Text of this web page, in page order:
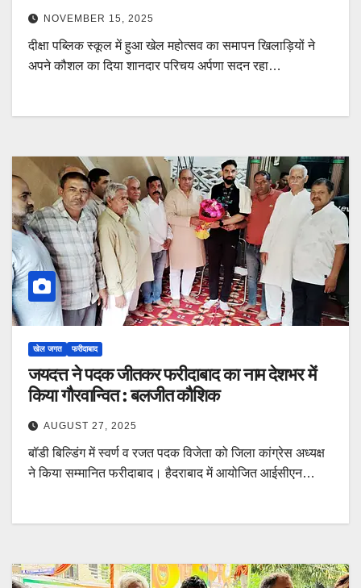
NOVEMBER 15, 2025
दीक्षा पब्लिक स्कूल में हुआ खेल महोत्सव का समापन खिलाड़ियों ने
अपने कौशल का दिया शानदार परिचय अर्पणा सदन रहा…
खेल जगत फरीदाबाद
जयदत्त ने पदक जीतकर फरीदाबाद का नाम देशभर में
किया गौरवान्वित : बलजीत कौशिक
AUGUST 27, 2025
बॉडी बिल्डिंग में स्वर्ण व रजत पदक विजेता को जिला कांग्रेस अध्यक्ष
ने किया सम्मानित फरीदाबाद। हैदराबाद में आयोजित आईसीएन…